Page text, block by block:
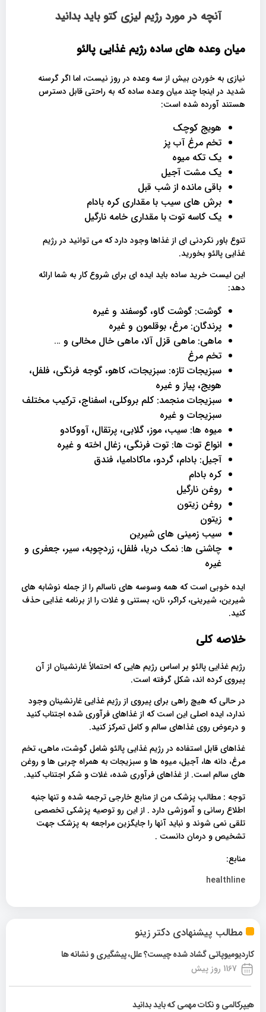
مطالب پیشنهادی دکتر زینو
کاردیومیوپاتی گشاد شده چیست؟ علل، پیشگیری و نشانه ها
1167 روز پیش
هیپرکالمی و نکات مهمی که باید بدانید
آنچه در مورد رژیم لیزی کتو باید بدانید
میان وعده های ساده رژیم غذایی پالئو
نیازی به خوردن بیش از سه وعده در روز نیست، اما اگر گرسنه
شدید در اینجا چند میان وعده ساده که به راحتی قابل دسترس
هستند آورده شده است:
هویج کوچک
تخم مرغ آب پز
یک تکه میوه
یک مشت آجیل
باقی مانده از شب قبل
برش های سیب با مقداری کره بادام
یک کاسه توت با مقداری خامه نارگیل
تنوع باور نکردنی ای از غذاها وجود دارد که می توانید در رژیم
غذایی پالئو بخورید.
این لیست خرید ساده باید ایده ای برای شروع کار به شما ارائه
دهد:
گوشت: گوشت گاو، گوسفند و غیره
پرندگان: مرغ، بوقلمون و غیره
ماهی: ماهی قزل آلا، ماهی خال مخالی و …
تخم مرغ
سبزیجات تازه: سبزیجات، کاهو، گوجه فرنگی، فلفل،
هویج، پیاز و غیره
سبزیجات منجمد: کلم بروکلی، اسفناج، ترکیب مختلف
سبزیجات و غیره
میوه ها: سیب، موز، گلابی، پرتقال، آووکادو
انواع توت ها: توت فرنگی، زغال اخته و غیره
آجیل: بادام، گردو، ماکادامیا، فندق
کره بادام
روغن نارگیل
روغن زیتون
زیتون
سیب زمینی های شیرین
چاشنی ها: نمک دریا، فلفل، زردچوبه، سیر، جعفری و
غیره
ایده خوبی است که همه وسوسه های ناسالم را از جمله نوشابه های
شیرین، شیرینی، کراکر، نان، بستنی و غلات را از برنامه غذایی حذف
کنید.
خلاصه کلی
رژیم غذایی پالئو بر اساس رژیم هایی که احتمالاً غارنشینان از آن
پیروی کرده اند، شکل گرفته است.
در حالی که هیچ راهی برای پیروی از رژیم غذایی غارنشینان وجود
ندارد، ایده اصلی این است که از غذاهای فرآوری شده اجتناب کنید
و درعوض روی غذاهای سالم و کامل تمرکز کنید.
غذاهای قابل استفاده در رژیم غذایی پالئو شامل گوشت، ماهی، تخم
مرغ، دانه ها، آجیل، میوه ها و سبزیجات به همراه چربی ها و روغن
های سالم است. از غذاهای فرآوری شده، غلات و شکر اجتناب کنید.
توجه : مطالب پزشک من از منابع خارجی ترجمه شده و تنها جنبه
اطلاع رسانی و آموزشی دارد . از این رو توصیه پزشکی تخصصی
تلقی نمی شوند و نباید آنها را جایگزین مراجعه به پزشک جهت
تشخیص و درمان دانست .
منابع:
healthline